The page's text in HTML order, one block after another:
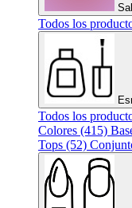
Todos los
Todos los
Colores (415)
Tops (52)